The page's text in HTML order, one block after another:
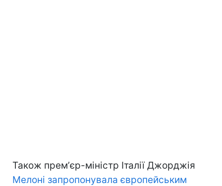
Також премʼєр-міністр Італії Джорджія
Мелоні запропонувала європейським